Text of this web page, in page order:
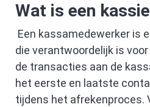
Wat is een
Een kassamedewerker is
die verantwoordelijk is
de transacties aan de
het eerste en laatste
tijdens het afrekenproces.